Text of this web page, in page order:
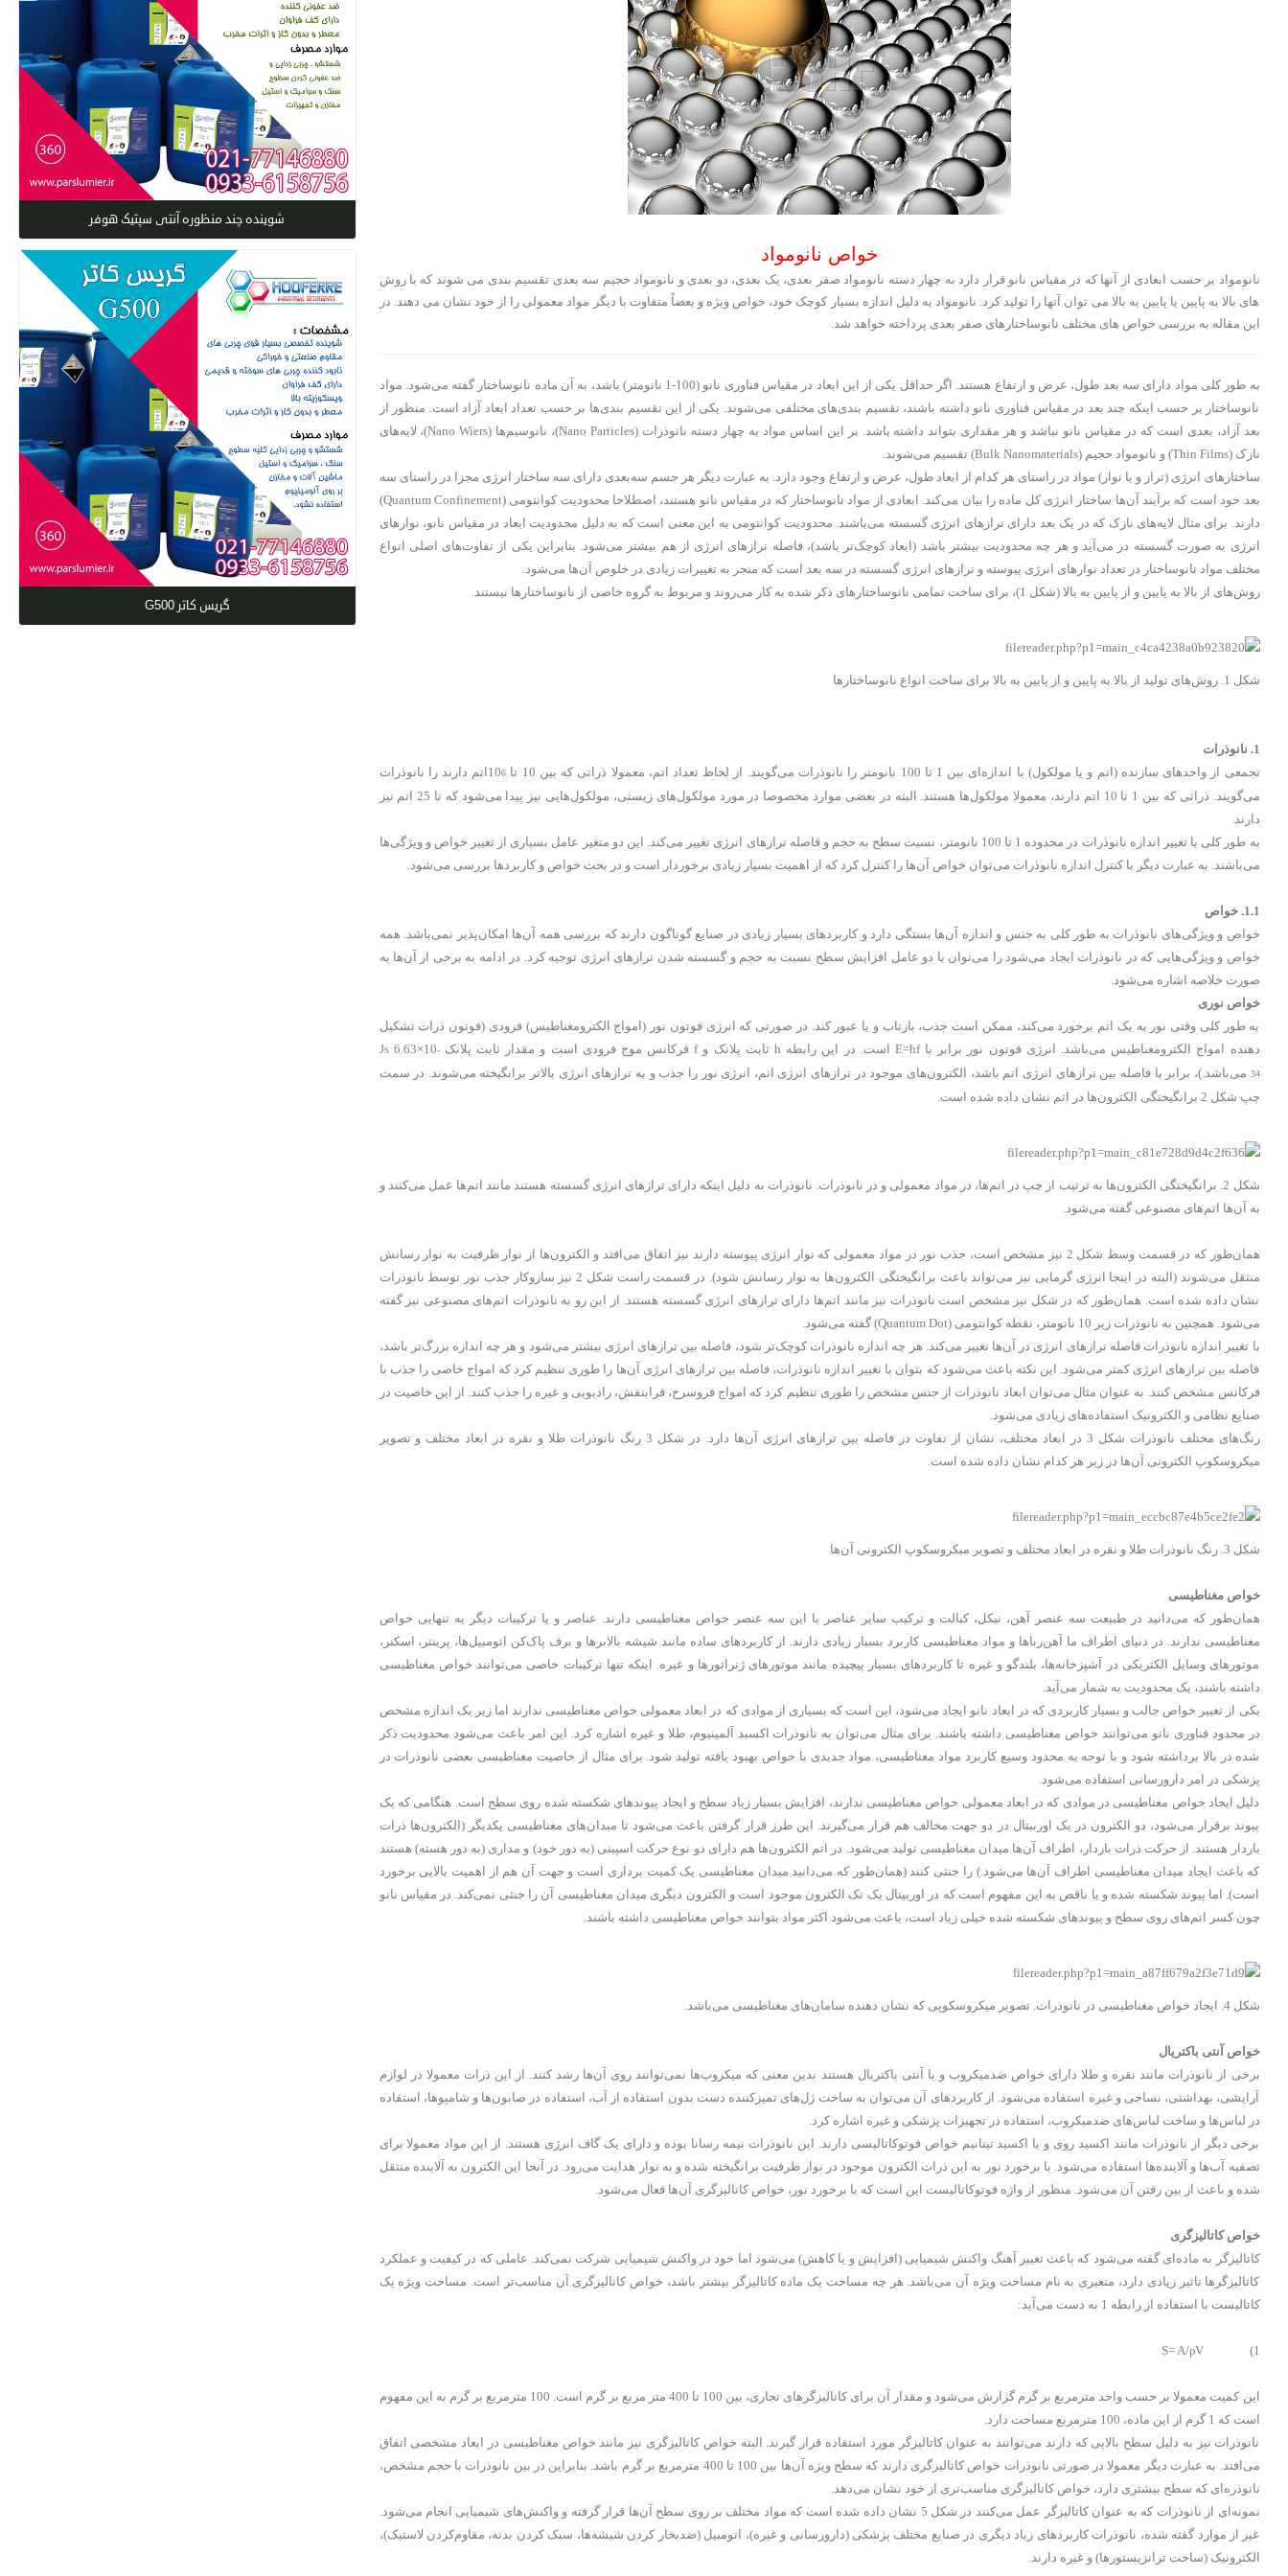
شوینده چند منظوره آنتی سپتیک هوفر
گریس کاتر G500
خواص نانومواد
نانومواد بر حسب ابعادی از آنها که در مقیاس نانو قرار دارد به چهار دسته نانومواد صفر بعدی، یک بعدی، دو بعدی و نانومواد حجیم سه بعدی تقسیم بندی می شوند که با روش
های بالا به پایین یا پایین به بالا می توان آنها را تولید کرد. نانومواد به دلیل اندازه بسیار کوچک خود، خواص ویژه و بعضاً متفاوت با دیگر مواد معمولی را از خود نشان می دهند. در
این مقاله به بررسی خواص های مختلف نانوساختارهای صفر بعدی پرداخته خواهد شد.
به طور کلی مواد دارای سه بعد طول، عرض و ارتفاع هستند. اگر حداقل یکی از این ابعاد در مقیاس فناوری نانو (100-1 نانومتر) باشد، به آن ماده نانوساختار گفته می‌شود. مواد
نانوساختار بر حسب اینکه چند بعد در مقیاس فناوری نانو داشته باشند، تقسیم بندی‌های مختلفی می‌شوند. یکی از این تقسیم بندی‌ها بر حسب تعداد ابعاد آزاد است. منظور از
بعد آزاد، بعدی است که در مقیاس نانو نباشد و هر مقداری بتواند داشته باشد. بر این اساس مواد به چهار دسته نانوذرات (Nano Particles)، نانوسیم‌ها (Nano Wiers)، لایه‌های
نازک (Thin Films) و نانومواد حجیم (Bulk Nanomaterials) تقسیم می‌شوند.
ساختارهای انرژی (تراز و یا نوار) مواد در راستای هر کدام از ابعاد طول، عرض و ارتفاع وجود دارد. به عبارت دیگر هر جسم سه‌بعدی دارای سه ساختار انرژی مجزا در راستای سه
بعد خود است که برآیند آن‌ها ساختار انرژی کل ماده را بیان می‌کند. ابعادی از مواد نانوساختار که در مقیاس نانو هستند، اصطلاحا محدودیت کوانتومی (Quantum Confinement)
دارند. برای مثال لایه‌های نازک که در یک بعد دارای ترازهای انرژی گسسته می‌باشند. محدودیت کوانتومی به این معنی است که به دلیل محدودیت ابعاد در مقیاس نانو، نوارهای
انرژی به صورت گسسته در می‌آید و هر چه محدودیت بیشتر باشد (ابعاد کوچک‌تر باشد)، فاصله ترازهای انرژی از هم بیشتر می‌شود. بنابراین یکی از تفاوت‌های اصلی انواع
مختلف مواد نانوساختار در تعداد نوارهای انرژی پیوسته و ترازهای انرژی گسسته در سه بعد است که منجر به تغییرات زیادی در خلوص آن‌ها می‌شود.
روش‌های از بالا به پایین و از پایین به بالا (شکل 1)، برای ساخت تمامی نانوساختارهای ذکر شده به کار می‌روند و مربوط به گروه خاصی از نانوساختارها نیستند.
شکل 1. روش‌های تولید از بالا به پایین و از پایین به بالا برای ساخت انواع نانوساختارها
1. نانوذرات
تجمعی از واحدهای سازنده (اتم و یا مولکول) با اندازه‌ای بین 1 تا 100 نانومتر را نانوذرات می‌گویند. از لحاظ تعداد اتم، معمولا ذراتی که بین 10 تا 10
6
اتم دارند را نانوذرات
می‌گویند. ذراتی که بین 1 تا 10 اتم دارند، معمولا مولکول‌ها هستند. البته در بعضی موارد مخصوصا در مورد مولکول‌های زیستی، مولکول‌هایی نیز پیدا می‌شود که تا 25 اتم نیز
دارند.
به طور کلی با تغییر اندازه نانوذرات در محدوده 1 تا 100 نانومتر، نسبت سطح به حجم و فاصله ترازهای انرژی تغییر می‌کند. این دو متغیر عامل بسیاری از تغییر خواص و ویژگی‌ها
می‌باشند. به عبارت دیگر با کنترل اندازه نانوذرات می‌توان خواص آن‌ها را کنترل کرد که از اهمیت بسیار زیادی برخوردار است و در بحث خواص و کاربردها بررسی می‌شود.
1.1. خواص
خواص و ویژگی‌های نانوذرات به طور کلی به جنس و اندازه آن‌ها بستگی دارد و کاربردهای بسیار زیادی در صنایع گوناگون دارند که بررسی همه آن‌ها امکان‌پذیر نمی‌باشد. همه
خواص و ویژگی‌هایی که در نانوذرات ایجاد می‌شود را می‌توان با دو عامل افزایش سطح نسبت به حجم و گسسته شدن ترازهای انرژی توجیه کرد. در ادامه به برخی از آن‌ها به
صورت خلاصه اشاره می‌شود.
خواص نوری
به طور کلی وقتی نور به یک اتم برخورد می‌کند، ممکن است جذب، بازتاب و یا عبور کند. در صورتی که انرژی فوتون نور (امواج الکترومغناطیس) فرودی (فوتون ذرات تشکیل
دهنده امواج الکترومغناطیس می‌باشد. انرژی فوتون نور برابر با E=hf است. در این رابطه h ثابت پلانک و f فرکانس موج فرودی است و مقدار ثابت پلانک Js 6.63×10
-
34 می‌باشد.)، برابر با فاصله بین ترازهای انرژی اتم باشد، الکترون‌های موجود در ترازهای انرژی اتم، انرژی نور را جذب و به ترازهای انرژی بالاتر برانگیخته می‌شوند. در سمت
چپ شکل 2 برانگیختگی الکترون‌ها در اتم نشان داده شده است.
شکل 2. برانگیختگی الکترون‌ها به ترتیب از چپ در اتم‌ها، در مواد معمولی و در نانوذرات. نانوذرات به دلیل اینکه دارای ترازهای انرژی گسسته هستند مانند اتم‌ها عمل می‌کنند و
به آن‌ها اتم‌های مصنوعی گفته می‌شود.
همان‌طور که در قسمت وسط شکل 2 نیز مشخص است، جذب نور در مواد معمولی که نوار انرژی پیوسته دارند نیز اتفاق می‌افتد و الکترون‌ها از نوار ظرفیت به نوار رسانش
منتقل می‌شوند (البته در اینجا انرژی گرمایی نیز می‌تواند باعث برانگیختگی الکترون‌ها به نوار رسانش شود). در قسمت راست شکل 2 نیز سازوکار جذب نور توسط نانوذرات
نشان داده شده است. همان‌طور که در شکل نیز مشخص است نانوذرات نیز مانند اتم‌ها دارای ترازهای انرژی گسسته هستند. از این رو به نانوذرات اتم‌های مصنوعی نیز گفته
می‌شود. همچنین به نانوذرات زیر 10 نانومتر، نقطه کوانتومی (Quantum Dot) گفته می‌شود.
با تغییر اندازه نانوذرات فاصله ترازهای انرژی در آن‌ها تغییر می‌کند. هر چه اندازه نانوذرات کوچک‌تر شود، فاصله بین ترازهای انرژی بیشتر می‌شود و هر چه اندازه بزرگ‌تر باشد،
فاصله بین ترازهای انرژی کمتر می‌شود. این نکته باعث می‌شود که بتوان با تغییر اندازه نانوذرات، فاصله بین ترازهای انرژی آن‌ها را طوری تنظیم کرد که امواج خاصی را جذب با
فرکانس مشخص کنند. به عنوان مثال می‌توان ابعاد نانوذرات از جنس مشخص را طوری تنظیم کرد که امواج فروسرخ، فرابنفش، رادیویی و غیره را جذب کنند. از این خاصیت در
صنایع نظامی و الکترونیک استفاده‌های زیادی می‌شود.
رنگ‌های مختلف نانوذرات شکل 3 در ابعاد مختلف، نشان از تفاوت در فاصله بین ترازهای انرژی آن‌ها دارد. در شکل 3 رنگ نانوذرات طلا و نقره در ابعاد مختلف و تصویر
میکروسکوپ الکترونی آن‌ها در زیر هر کدام نشان داده شده است.
شکل 3. رنگ نانوذرات طلا و نقره در ابعاد مختلف و تصویر میکروسکوپ الکترونی آن‌ها
خواص مغناطیسی
همان‌طور که می‌دانید در طبیعت سه عنصر آهن، نیکل، کبالت و ترکیب سایر عناصر با این سه عنصر خواص مغناطیسی دارند. عناصر و یا ترکیبات دیگر به تنهایی خواص
مغناطیسی ندارند. در دنیای اطراف ما آهن‌رباها و مواد مغناطیسی کاربرد بسیار زیادی دارند. از کاربردهای ساده مانند شیشه بالابرها و برف پاک‌کن اتومبیل‌ها، پرینتر، اسکنر،
موتورهای وسایل الکتریکی در آشپزخانه‌ها، بلندگو و غیره تا کاربردهای بسیار پیچیده مانند موتورهای ژنراتورها و غیره. اینکه تنها ترکیبات خاصی می‌توانند خواص مغناطیسی
داشته باشند، یک محدودیت به شمار می‌آید.
یکی از تغییر خواص جالب و بسیار کاربردی که در ابعاد نانو ایجاد می‌شود، این است که بسیاری از موادی که در ابعاد معمولی خواص مغناطیسی ندارند اما زیر یک اندازه مشخص
در محدود فناوری نانو می‌توانند خواص مغناطیسی داشته باشند. برای مثال می‌توان به نانوذرات اکسید آلمینیوم، طلا و غیره اشاره کرد. این امر باعث می‌شود محدودیت ذکر
شده در بالا برداشته شود و با توجه به محدود وسیع کاربرد مواد مغناطیسی، مواد جدیدی با خواص بهبود یافته تولید شود. برای مثال از خاصیت مغناطیسی بعضی نانوذرات در
پزشکی در امر دارورسانی استفاده می‌شود.
دلیل ایجاد خواص مغناطیسی در موادی که در ابعاد معمولی خواص مغناطیسی ندارند، افزایش بسیار زیاد سطح و ایجاد پیوندهای شکسته شده روی سطح است. هنگامی که یک
پیوند برقرار می‌شود، دو الکترون در یک اوربیتال در دو جهت مخالف هم قرار می‌گیرند. این طرز قرار گرفتن باعث می‌شود تا میدان‌های مغناطیسی یکدیگر (الکترون‌ها ذرات
باردار هستند. از حرکت ذرات باردار، اطراف آن‌ها میدان مغناطیسی تولید می‌شود. در اتم الکترون‌ها هم دارای دو نوع حرکت اسپینی (به دور خود) و مداری (به دور هسته) هستند
که باعث ایجاد میدان مغناطیسی اطراف آن‌ها می‌شود.) را خنثی کنند (همان‌طور که می‌دانید میدان مغناطیسی یک کمیت برداری است و جهت آن هم از اهمیت بالایی برخورد
است). اما پیوند شکسته شده و یا ناقص به این مفهوم است که در اوربیتال یک تک الکترون موجود است و الکترون دیگری میدان مغناطیسی آن را خنثی نمی‌کند. در مقیاس نانو
چون کسر اتم‌های روی سطح و پیوندهای شکسته شده خیلی زیاد است، باعث می‌شود اکثر مواد بتوانند خواص مغناطیسی داشته باشند.
شکل 4. ایجاد خواص مغناطیسی در نانوذرات. تصویر میکروسکوپی که نشان دهنده سامان‌های مغناطیسی می‌باشد.
خواص آنتی باکتریال
برخی از نانوذرات مانند نقره و طلا دارای خواص ضدمیکروب و یا آنتی باکتریال هستند بدین معنی که میکروب‌ها نمی‌توانند روی آن‌ها رشد کنند. از این ذرات معمولا در لوازم
آرایشی، بهداشتی، نساجی و غیره استفاده می‌شود. از کاربردهای آن می‌توان به ساخت ژل‌های تمیزکننده دست بدون استفاده از آب، استفاده در صابون‌ها و شامپوها، استفاده
در لباس‌ها و ساخت لباس‌های ضدمیکروب، استفاده در تجهیزات پزشکی و غیره اشاره کرد.
برخی دیگر از نانوذرات مانند اکسید روی و یا اکسید تیتانیم خواص فوتوکاتالیسی دارند. این نانوذرات نیمه رسانا بوده و دارای یک گاف انرژی هستند. از این مواد معمولا برای
تصفیه آب‌ها و آلاینده‌ها استفاده می‌شود. با برخورد نور به این ذرات الکترون موجود در نوار ظرفیت برانگیخته شده و به نوار هدایت می‌رود. در آنجا این الکترون به آلاینده منتقل
شده و باعث از بین رفتن آن می‌شود. منظور از واژه فوتوکاتالیست این است که با برخورد نور، خواص کاتالیزگری آن‌ها فعال می‌شود.
خواص کاتالیزگری
کاتالیزگر به ماده‌ای گفته می‌شود که باعث تغییر آهنگ واکنش شیمیایی (افزایش و یا کاهش) می‌شود اما خود در واکنش شیمیایی شرکت نمی‌کند. عاملی که در کیفیت و عملکرد
کاتالیزگرها تاثیر زیادی دارد، متغیری به نام مساحت ویژه آن می‌باشد. هر چه مساحت یک ماده کاتالیزگر بیشتر باشد، خواص کاتالیزگری آن مناسب‌تر است. مساحت ویژه یک
کاتالیست با استفاده از رابطه 1 به دست می‌آید:
S= A/ρV (1
این کمیت معمولا بر حسب واحد مترمربع بر گرم گزارش می‌شود و مقدار آن برای کاتالیزگرهای تجاری، بین 100 تا 400 متر مربع بر گرم است. 100 مترمربع بر گرم به این مفهوم
است که 1 گرم از این ماده، 100 مترمربع مساحت دارد.
نانوذرات نیز به دلیل سطح بالایی که دارند می‌توانند به عنوان کاتالیزگر مورد استفاده قرار گیرند. البته خواص کاتالیزگری نیز مانند خواص مغناطیسی در ابعاد مشخصی اتفاق
می‌افتد. به عبارت دیگر معمولا در صورتی نانوذرات خواص کاتالیزگری دارند که سطح ویژه آن‌ها بین 100 تا 400 مترمربع بر گرم باشد. بنابراین در بین نانوذرات با حجم مشخص،
نانوذره‌ای که سطح بیشتری دارد، خواص کاتالیزگری مناسب‌تری از خود نشان می‌دهد.
نمونه‌ای از نانوذرات که به عنوان کاتالیزگر عمل می‌کنند در شکل 5 نشان داده شده است که مواد مختلف بر روی سطح آن‌ها قرار گرفته و واکنش‌های شیمیایی انجام می‌شود.
غیر از موارد گفته شده، نانوذرات کاربردهای زیاد دیگری در صنایع مختلف پزشکی (دارورسانی و غیره)، اتومبیل (ضدبخار کردن شیشه‌ها، سبک کردن بدنه، مقاوم‌کردن لاستیک)،
الکترونیک (ساخت ترانزیستورها) و غیره دارند.